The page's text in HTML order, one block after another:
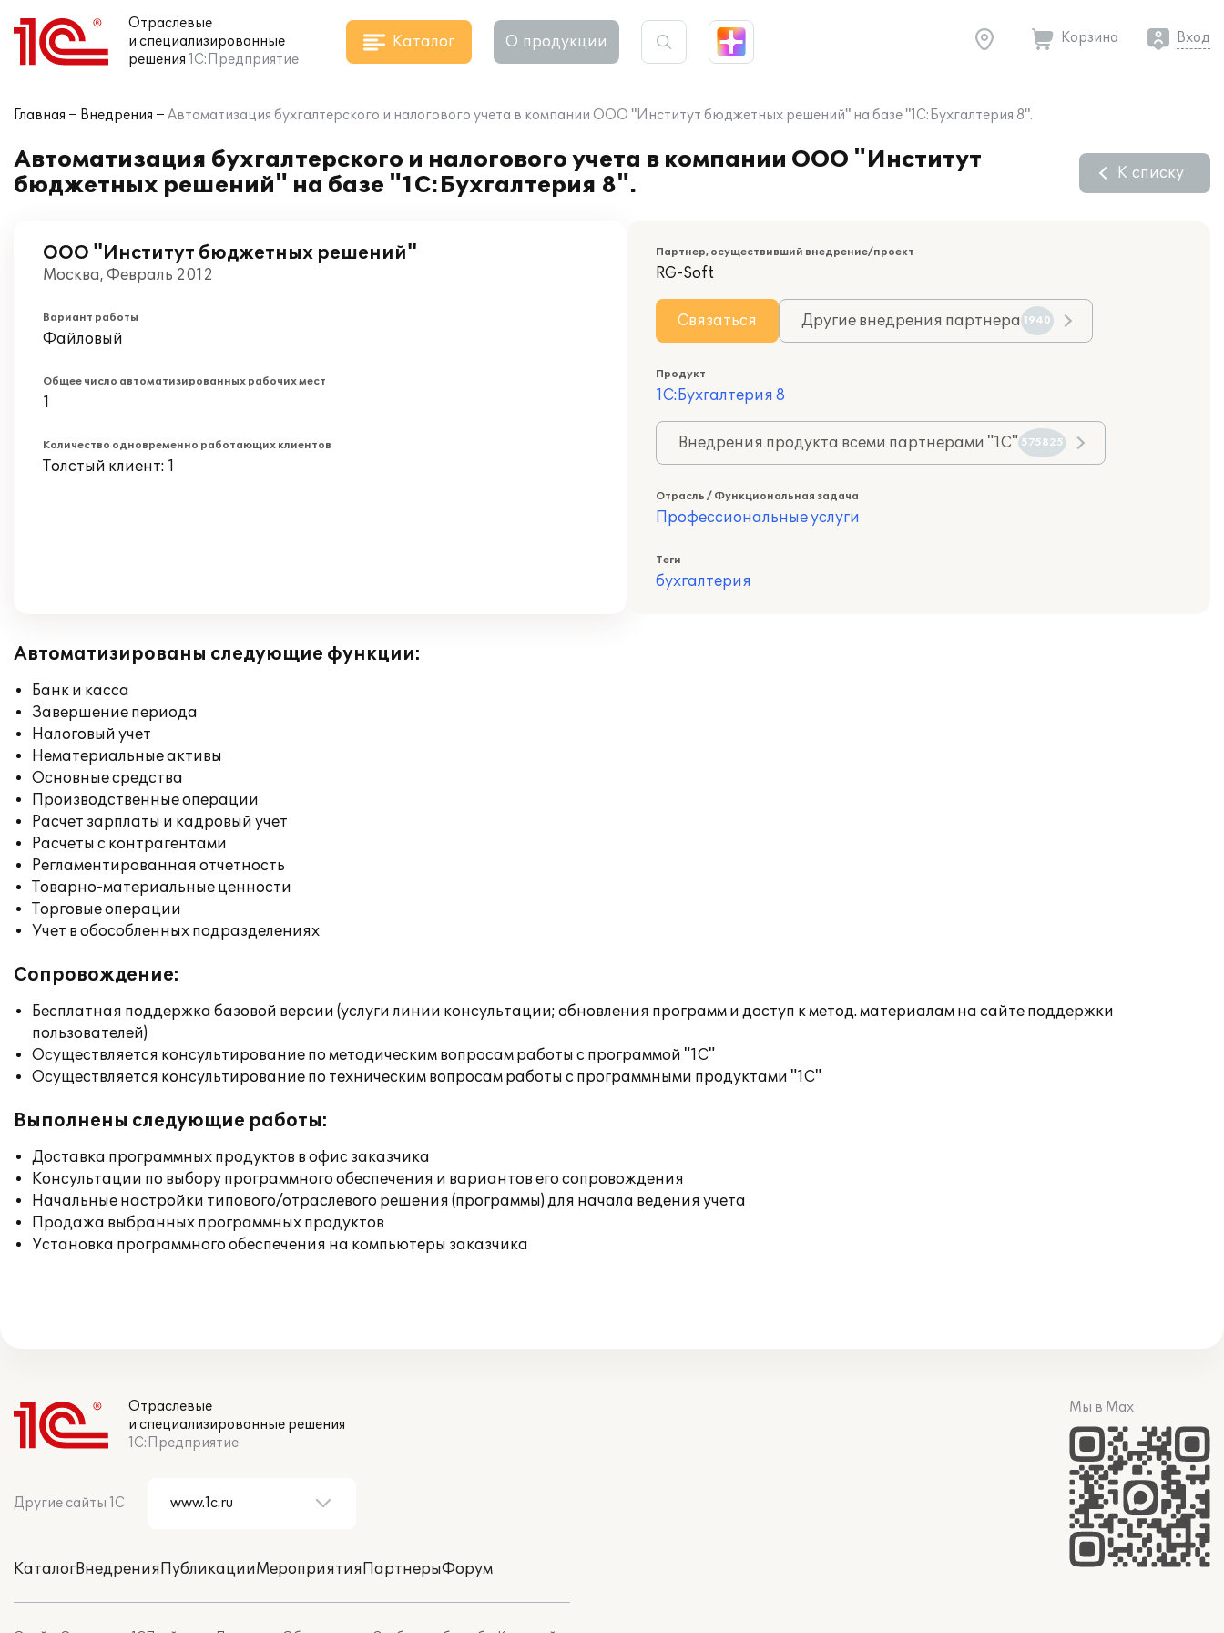
Отраслевые
и специализированные
решения 1С:Предприятие
Каталог О продукции Корзина Вход
Главная Внедрения Автоматизация бухгалтерского и налогового учета в компании ООО "Институт бюджетных решений" на базе "1С:Бухгалтерия 8".
Автоматизация бухгалтерского и налогового учета в компании ООО "Институт
бюджетных решений" на базе "1С:Бухгалтерия 8".
К списку
ООО "Институт бюджетных решений"
Москва, Февраль 2012
Вариант работы
Файловый
Общее число автоматизированных рабочих мест
1
Количество одновременно работающих клиентов
Толстый клиент: 1
Партнер, осуществивший внедрение/проект
RG-Soft
Связаться Другие внедрения партнера 1940
Продукт
1С:Бухгалтерия 8
Внедрения продукта всеми партнерами "1С" 575825
Отрасль / Функциональная задача
Профессиональные услуги
Теги
бухгалтерия
Автоматизированы следующие функции:
Банк и касса
Завершение периода
Налоговый учет
Нематериальные активы
Основные средства
Производственные операции
Расчет зарплаты и кадровый учет
Расчеты с контрагентами
Регламентированная отчетность
Товарно-материальные ценности
Торговые операции
Учет в обособленных подразделениях
Сопровождение:
Бесплатная поддержка базовой версии (услуги линии консультации; обновления программ и доступ к метод. материалам на сайте поддержки
пользователей)
Осуществляется консультирование по методическим вопросам работы с программой "1С"
Осуществляется консультирование по техническим вопросам работы с программными продуктами "1С"
Выполнены следующие работы:
Доставка программных продуктов в офис заказчика
Консультации по выбору программного обеспечения и вариантов его сопровождения
Начальные настройки типового/отраслевого решения (программы) для начала ведения учета
Продажа выбранных программных продуктов
Установка программного обеспечения на компьютеры заказчика
Отраслевые
и специализированные решения
1С:Предприятие
Другие сайты 1С
КаталогВнедренияПубликацииМероприятияПартнерыФорум
Мы в Max